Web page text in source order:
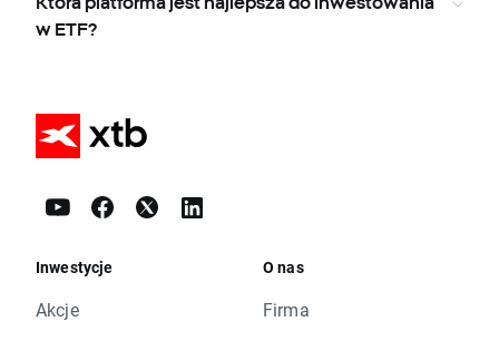
w ETF?
Inwestycje
Akcje
O nas
Firma